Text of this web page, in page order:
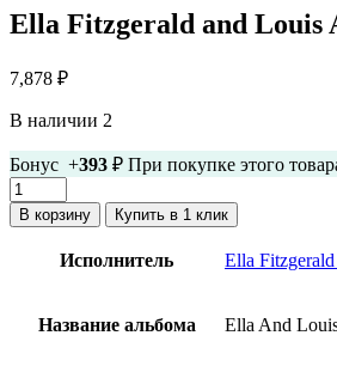
Ella Fitzgerald and
7,878 ₽
В наличии 2
Бонус +393 ₽ При покупке этого
Количество
товара
Ella
Fitzgerald
Armstrong
В корзину Купить в 1 клик
Исполнитель Ella
Название альбома Ella And